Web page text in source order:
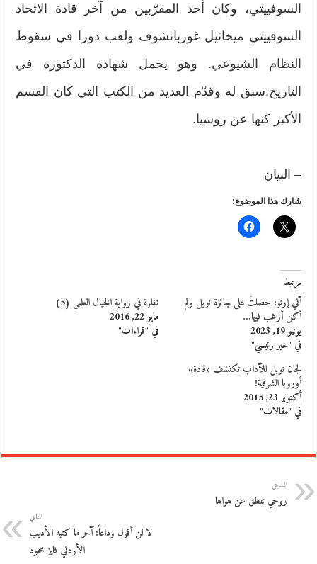
السوفييتي، وكان أحد المقرّبين من آخر قادة الاتحاد
السوفييتي ميخائيل غورباتشوف ولعب دورا في سقوط
النظام الشيوعي. وهو يحمل شهادة الدكتوره في
التاريخ.سبق له وقدّم العديد من الكتب التي كان القسم
الأكبر كنها عن روسيا.
– البيان
شارك هذا الموضوع:
مرتبط
آني إرنو: حصلتُ على جائزة نوبل ولم
أكن أرغب فيها…
يونيو 19, 2023
في "خبر رئيسي"
نظرة في رواية الخيال العلمي (5)
مايو 22, 2016
في "قراءات"
لجان نوبل للآداب تكتشف «قادة»
أوروبا الشرقية!
أكتوبر 23, 2015
في "مقالات"
السابق
روحي تنطق عن هواها
التالي
لا لن أقول وداعاً: آخر ما كتبه الأديب
الأردني فايز محمود